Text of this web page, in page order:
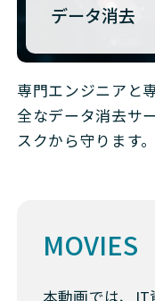
データ消去
専門エンジニアと
全なデータ消去サ
スクから守ります。
MOVIES
本動画では、IT